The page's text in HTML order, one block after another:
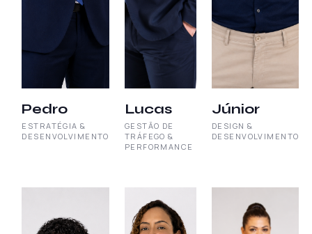
Pedro
ESTRATÉGIA &
DESENVOLVIMENTO
Lucas
GESTÃO DE
TRÁFEGO &
PERFORMANCE
Júnior
DESIGN &
DESENVOLVIMENTO